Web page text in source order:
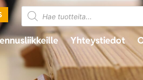
Yhteystiedot